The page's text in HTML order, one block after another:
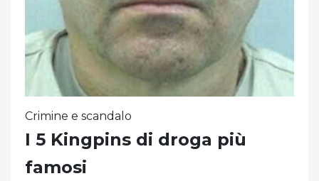
Crimine e scandalo
I 5 Kingpins di droga più
famosi